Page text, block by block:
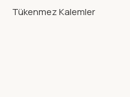
Tükenmez Kalemler